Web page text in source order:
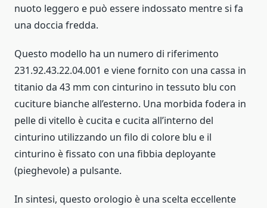
nuoto leggero e può essere indossato mentre si fa
una doccia fredda.
Questo modello ha un numero di riferimento
231.92.43.22.04.001 e viene fornito con una cassa in
titanio da 43 mm con cinturino in tessuto blu con
cuciture bianche all’esterno. Una morbida fodera in
pelle di vitello è cucita e cucita all’interno del
cinturino utilizzando un filo di colore blu e il
cinturino è fissato con una fibbia deployante
(pieghevole) a pulsante.
In sintesi, questo orologio è una scelta eccellente